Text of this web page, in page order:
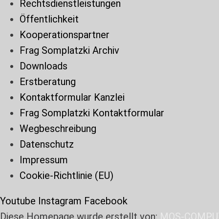
Rechtsdienstleistungen
Öffentlichkeit
Kooperationspartner
Frag Somplatzki Archiv
Downloads
Erstberatung
Kontaktformular Kanzlei
Frag Somplatzki Kontaktformular
Wegbeschreibung
Datenschutz
Impressum
Cookie-Richtlinie (EU)
Youtube Instagram Facebook